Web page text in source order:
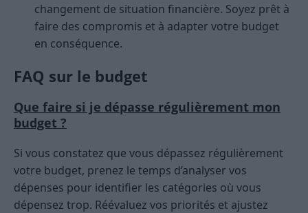
changement de situation financière. Soyez prêt à
faire des compromis et à adapter votre budget
en conséquence.
FAQ sur le budget
Que faire si je dépasse régulièrement mon
budget ?
Si vous constatez que vous dépassez régulièrement
votre budget, prenez le temps d’analyser vos
dépenses pour identifier les catégories où vous
dépensez trop. Réévaluez vos priorités et ajustez